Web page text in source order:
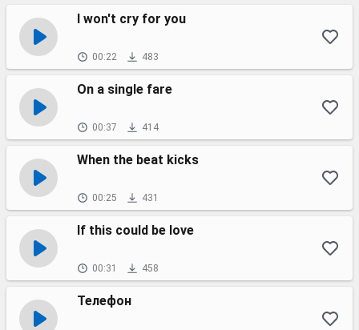
I won't cry for you
00:22 483
On a single fare
00:37 414
When the beat kicks
00:25 431
If this could be love
00:31 458
Телефон